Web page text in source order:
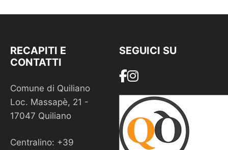
RECAPITI E
CONTATTI
Comune di Quiliano
Loc. Massapè, 21 -
17047 Quiliano
Centralino: +39
SEGUICI SU